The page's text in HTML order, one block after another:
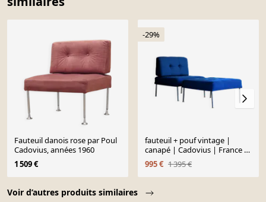
Voir d’autres produits similaires
Fauteuil danois rose par Poul
Cadovius, années 1960
1 509 €
-29%
fauteuil + pouf vintage |
canapé | Cadovius | France &
Son
995 € 1 395 €